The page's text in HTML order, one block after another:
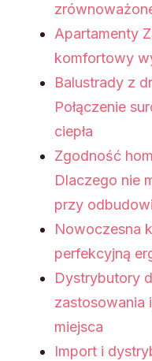
Apartamenty
komfortowy
Balustrady z
Połączenie
ciepła
Zgodność
Dlaczego nie
przy
Nowoczesna
perfekcyjną
Dystrybutory
zastosowania
miejsca
Import i